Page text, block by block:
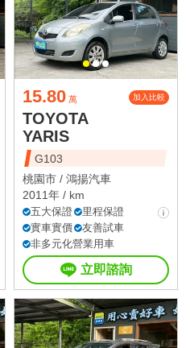
15.80 萬 加入比較
TOYOTA
YARIS
G103
桃園市 / 鴻揚汽車
2011年 / km
五大保證
里程保證
實車實價
友善試車
非多元化營業用車
立即諮詢